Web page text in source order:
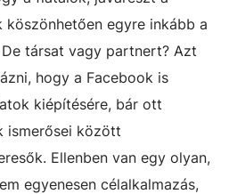
egyre inkább a
társat vagy partnert? Azt
hogy a Facebook is
kiépítésére, bár ott
ismerősei között
Ellenben van egy olyan,
egyenesen célalkalmazás,